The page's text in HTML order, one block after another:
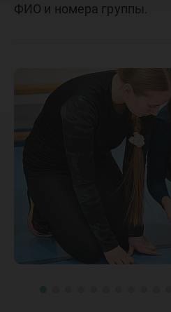
ФИО и номера группы.